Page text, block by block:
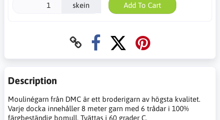
skein Add To Cart
Description
Moulinégarn från DMC är ett broderigarn av högsta kvalitet.
Varje docka innehåller 8 meter garn med 6 trådar i 100%
färgbeständig bomull. Tvättas i 60 grader C.